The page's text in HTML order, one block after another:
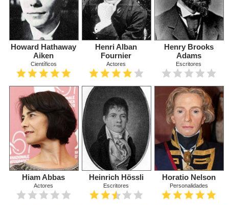
Noticias
Iniciar sesión Crear cuenta
Howard Hathaway
Aiken
Científicos
Henri Alban
Fournier
Actores
Henry Brooks
Adams
Escritores
Hiam Abbas
Actores
Heinrich Hössli
Escritores
Horatio Nelson
Personalidades